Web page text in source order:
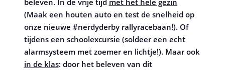
beleven. In de vrije tijd met het hele gezin
(Maak een houten auto en test de snelheid op
onze nieuwe #nerdyderby rallyracebaan!). Of
tijdens een schoolexcursie (soldeer een echt
alarmsysteem met zoemer en lichtje!). Maar ook
in de klas: door het beleven van dit